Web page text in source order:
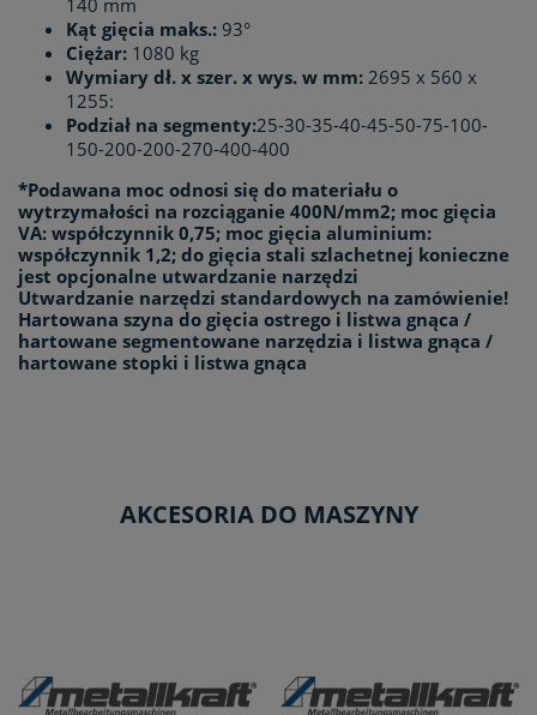
Kąt gięcia maks.: 93°
Ciężar: 1080 kg
Wymiary dł. x szer. x wys. w mm: 2695 x 560 x
1255:
Podział na segmenty:25-30-35-40-45-50-75-100-
150-200-200-270-400-400
*Podawana moc odnosi się do materiału o
wytrzymałości na rozciąganie 400N/mm2; moc gięcia
VA: współczynnik 0,75; moc gięcia aluminium:
współczynnik 1,2; do gięcia stali szlachetnej konieczne
jest opcjonalne utwardzanie narzędzi
Utwardzanie narzędzi standardowych na zamówienie!
Hartowana szyna do gięcia ostrego i listwa gnąca /
hartowane segmentowane narzędzia i listwa gnąca /
hartowane stopki i listwa gnąca
AKCESORIA DO MASZYNY